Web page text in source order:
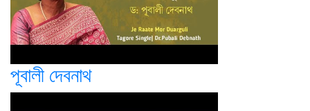
পূবালী দেবনাথ